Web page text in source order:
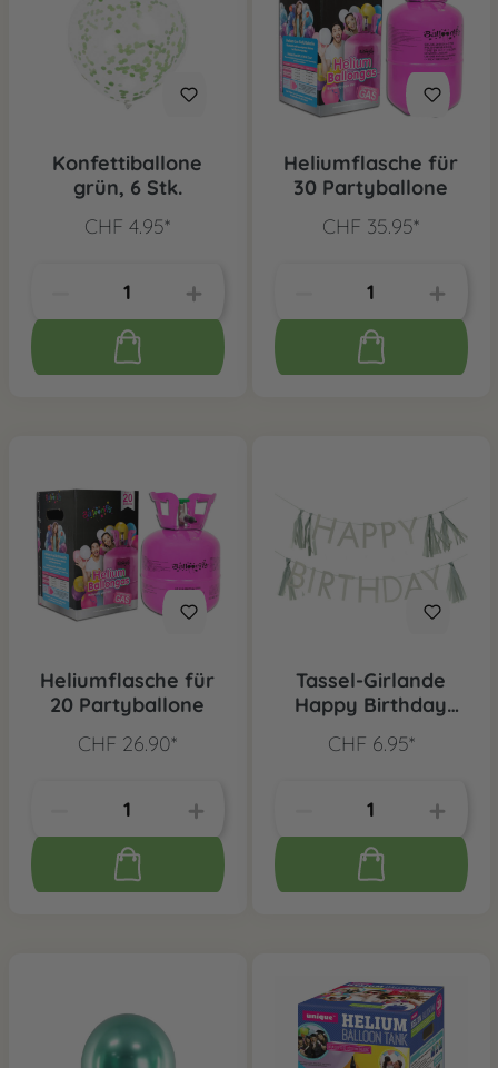
Konfettiballone
grün, 6 Stk.
CHF 4.95*
Heliumflasche für
30 Partyballone
CHF 35.95*
Heliumflasche für
20 Partyballone
CHF 26.90*
Tassel-Girlande
Happy Birthday
CHF 6.95*